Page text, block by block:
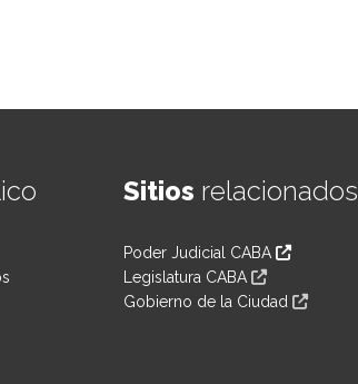
Sitios relacionados
Poder Judicial CABA
Legislatura CABA
Gobierno de la Ciudad